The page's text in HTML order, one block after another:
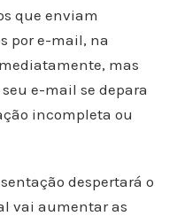
que enviam
por e-mail, na
mas
e-mail se depara
incompleta ou
despertará o
vai aumentar as